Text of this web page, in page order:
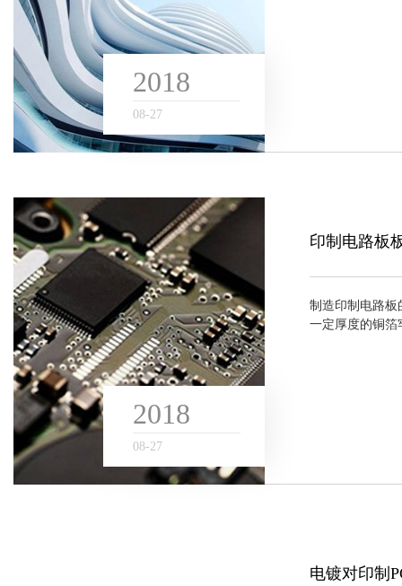
2018
08-27
2018
08-27
印制电路板
制造印制电路板
一定厚度的铜箔
电镀对印制